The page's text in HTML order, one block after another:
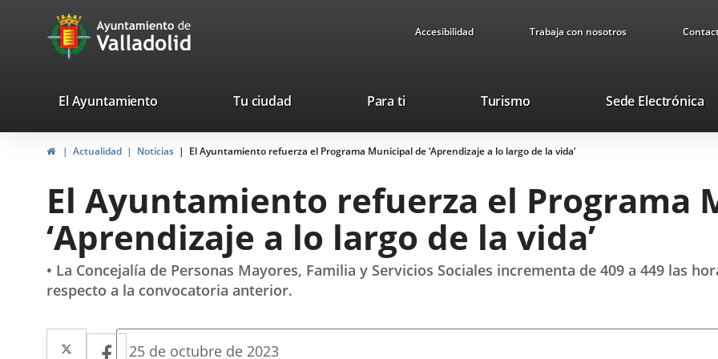
Portal
Web
Ayuntamiento
de
Accesibilidad Trabaja con nosotros
valladolid.es
El Ayuntamiento Tu ciudad Para ti TurismoEste
se
abrirá
una
ventana
nueva.
Sede Electrónica
InicioActualidad Noticias El Ayuntamiento refuerza el Programa Municipal de ‘Aprendizaje a lo largo de la vida’
El Ayuntamiento refuerza el Programa
‘Aprendizaje a lo largo de la vida’
• La Concejalía de Personas Mayores, Familia y Servicios Sociales incrementa de 409 a 449 las
respecto a la convocatoria anterior.
Twitter
EnlaceFacebook
Enlace
Fecha
25 de octubre de 2023